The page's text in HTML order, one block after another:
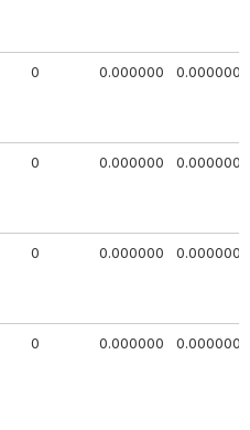
0 0.000000 0.000000
0 0.000000 0.000000
0 0.000000 0.000000
0 0.000000 0.000000